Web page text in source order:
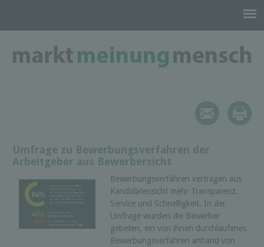
Umfrage zu Bewerbungsverfahren der
Arbeitgeber aus Bewerbersicht
Bewerbungsverfahren vertragen aus
Kandidatensicht mehr Transparenz,
Service und Schnelligkeit. In der
Umfrage wurden die Bewerber
gebeten, ein von ihnen durchlaufenes
Bewerbungsverfahren anhand von